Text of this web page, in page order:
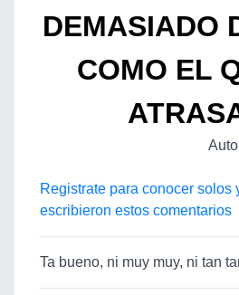
DEMASIADO
COMO EL
Registrate para conocer solos
escribieron estos comentarios
Ta bueno, ni muy muy, ni tan